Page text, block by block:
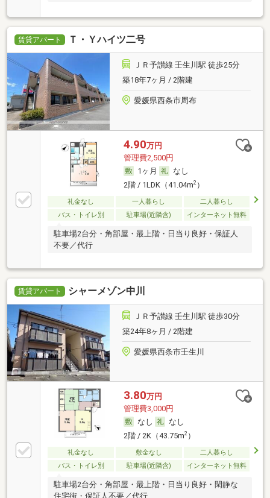
賃貸アパート Ｔ・Ｙハイツ二号
ＪＲ予讃線 壬生川駅 徒歩25分
築18年7ヶ月 / 2階建
愛媛県西条市周布
4.90万円
管理費2,500円
1ヶ月
なし
2階 / 1LDK（41.04m2）
礼金なし 一人暮らし
二人暮らし
バス・トイレ別
駐車場(近隣含) インターネット無料
駐車場2台分・角部屋・最上階・日当り良好・保証人
不要／代行
賃貸アパート シャーメゾン中川
ＪＲ予讃線 壬生川駅 徒歩30分
築24年8ヶ月 / 2階建
愛媛県西条市壬生川
3.80万円
管理費3,000円
なし
なし
2階 / 2K（43.75m2）
礼金なし 敷金なし
二人暮らし
バス・トイレ別
駐車場(近隣含) インターネット無料
駐車場2台分・角部屋・最上階・日当り良好・閑静な
住宅街・保証人不要／代行